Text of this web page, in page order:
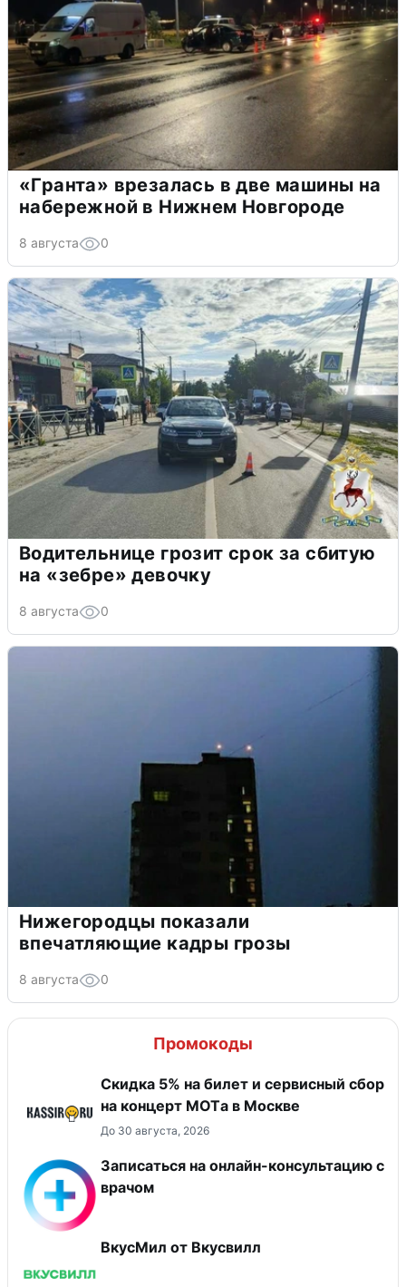
«Гранта» врезалась в две машины на
набережной в Нижнем Новгороде
8 августа 0
Водительнице грозит срок за сбитую
на «зебре» девочку
8 августа 0
Нижегородцы показали
впечатляющие кадры грозы
8 августа 0
Промокоды
Скидка 5% на билет и сервисный сбор
на концерт MOTа в Москве
До 30 августа, 2026
Записаться на онлайн-консультацию с
врачом
ВкусМил от Вкусвилл